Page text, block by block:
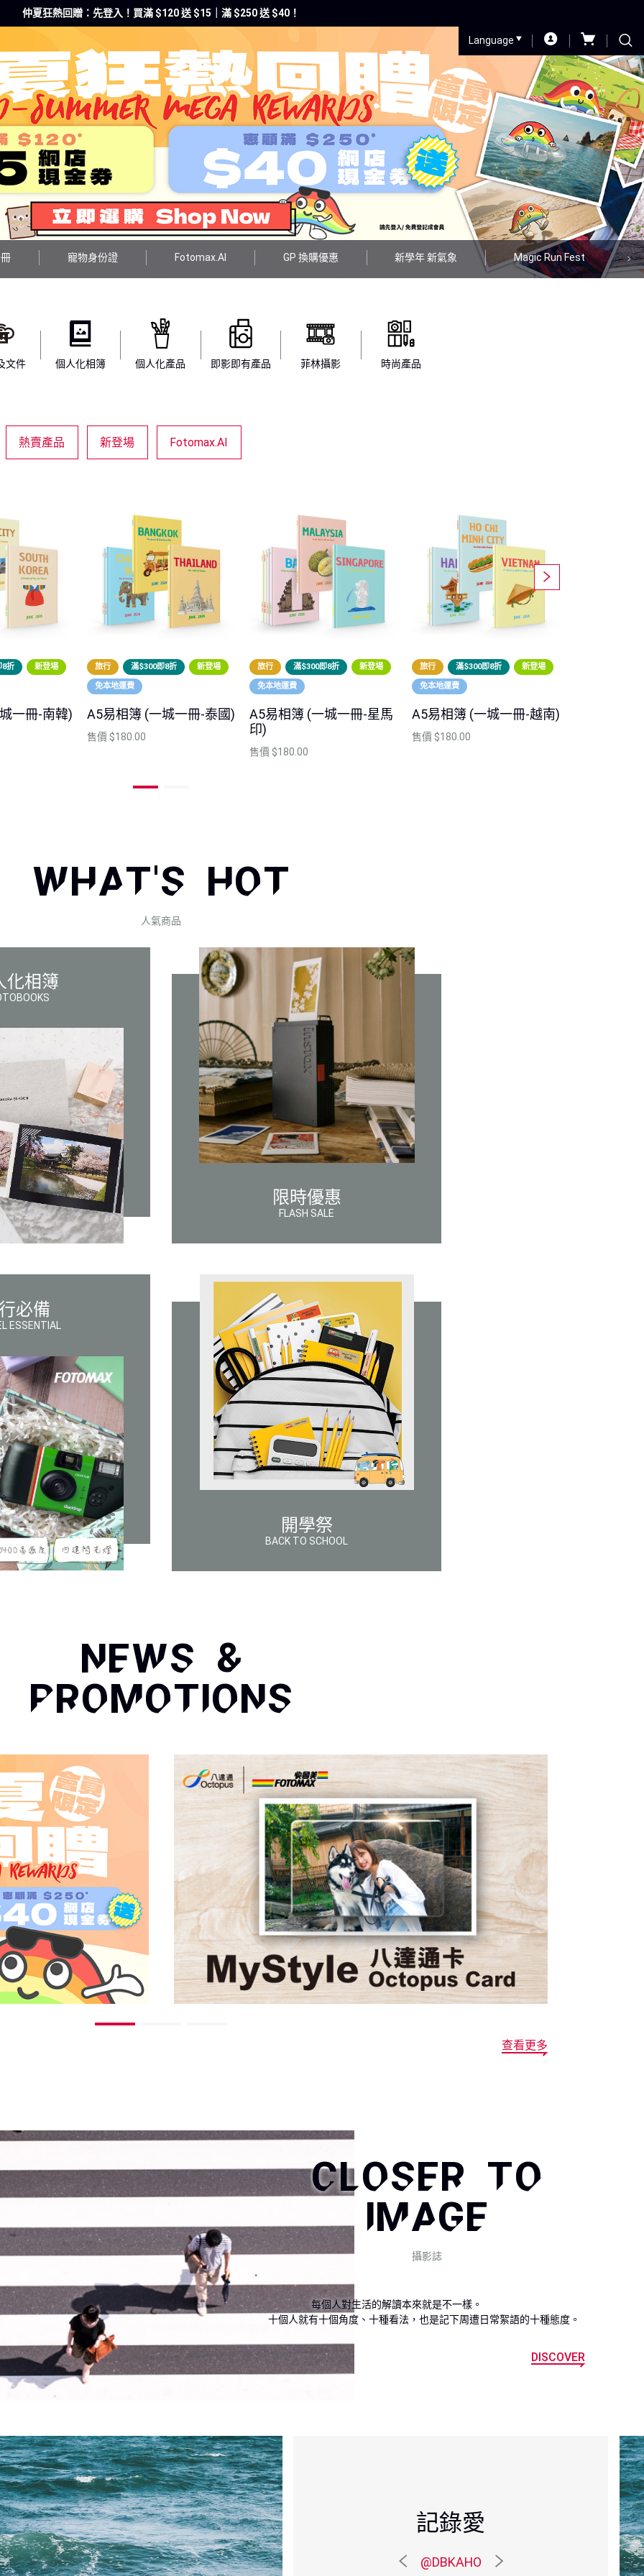
仲夏狂熱回贈：先登入！買滿 $120 送 $15｜滿 $250 送 $40！
Language
寵物身份證 Fotomax.AI GP 換購優惠 新學年 新氣象 Magic Run Fest
文件 個人化相簿 個人化產品 即影即有產品 菲林攝影 時尚產品
熱賣產品 新登場 Fotomax.AI
8折 新登場
一冊-南韓)
旅行 滿$300即8折 新登場
免本地運費
A5易相簿 (一城一冊-泰國)
售價 $180.00
旅行 滿$300即8折 新登場
免本地運費
A5易相簿 (一城一冊-星馬
印)
售價 $180.00
旅行 滿$300即8折 新登場
免本地運費
A5易相簿 (一城一冊-越南)
售價 $180.00
WHAT'S HOT
人氣商品
化相簿
限時優惠
FLASH SALE
必備
ESSENTIAL
開學祭
BACK TO SCHOOL
NEWS &
PROMOTIONS
查看更多
CLOSER TO
IMAGE
攝影誌
                    每個人對生活的解讀本來就是不一樣。
十個人就有十個角度、十種看法，也是記下周遭日常絮語的十種態度。
DISCOVER
記錄愛
@DBKAHO
闡釋我的好奇
練習疏離
@CHEN_KIT
喜悅的邂逅